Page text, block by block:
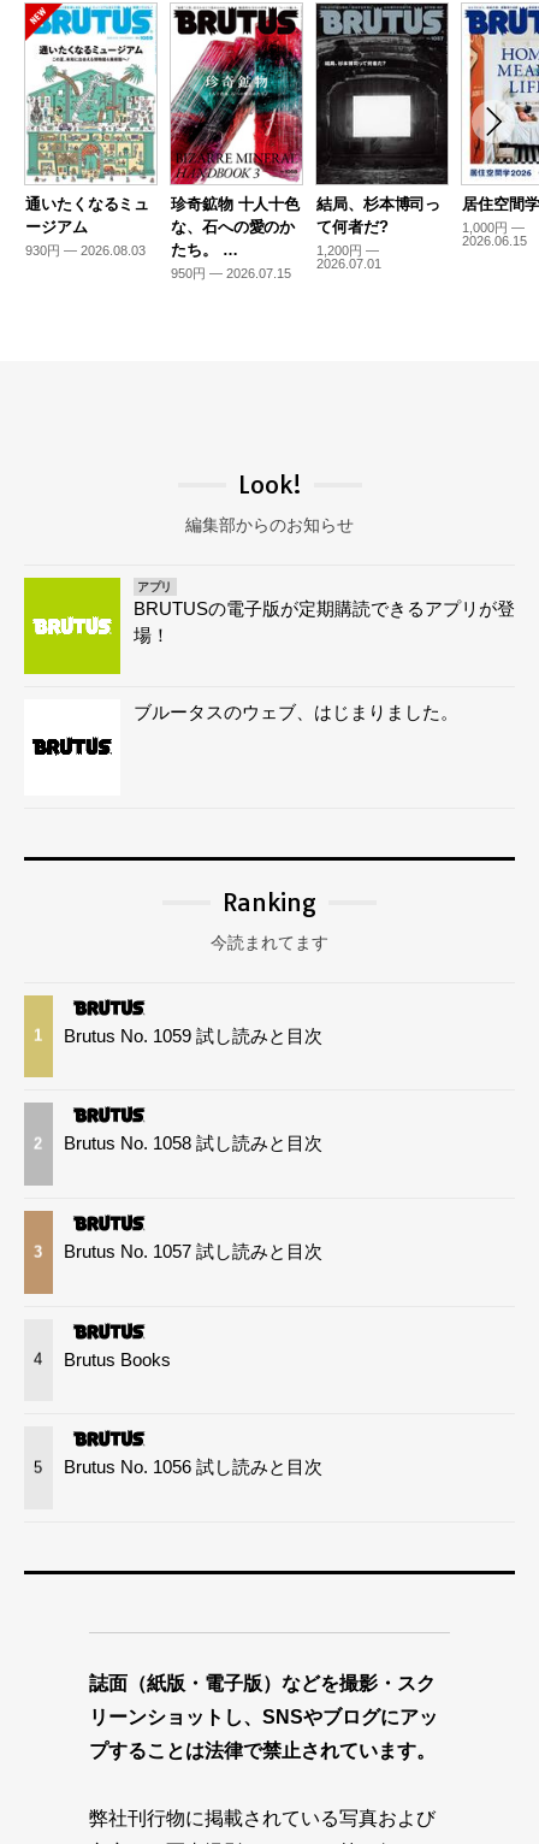
通いたくなるミュ
ージアム
930円 — 2026.08.03
珍奇鉱物 十人十色
な、石への愛のか
たち。 …
950円 — 2026.07.15
結局、杉本博司っ
て何者だ?
1,200円 —
2026.07.01
居住空間
1,000円 —
2026.06.15
Look!
編集部からのお知らせ
アプリ
BRUTUSの電子版が定期購読できるアプリが登
場！
ブルータスのウェブ、はじまりました。
Ranking
今読まれてます
1 Brutus No. 1059 試し読みと目次
2 Brutus No. 1058 試し読みと目次
3 Brutus No. 1057 試し読みと目次
4 Brutus Books
5 Brutus No. 1056 試し読みと目次
誌面（紙版・電子版）などを撮影・スク
リーンショットし、SNSやブログにアッ
プすることは法律で禁止されています。
弊社刊行物に掲載されている写真および